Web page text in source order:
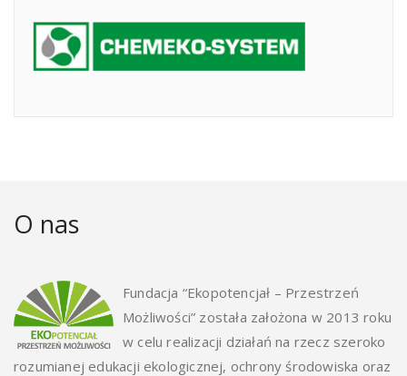
O nas
Fundacja “Ekopotencjał – Przestrzeń
Możliwości” została założona w 2013 roku
w celu realizacji działań na rzecz szeroko
rozumianej edukacji ekologicznej, ochrony środowiska oraz